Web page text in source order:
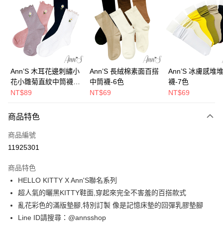
3 期 0 利率 每期 21家銀行
合作金庫商業銀行
第一商業銀行
華南商業銀行
彰化商業銀行
上海商業儲蓄銀行
台北富邦商業銀行
國泰世華商業銀行
兆豐國際商業銀行
臺灣中小企業銀行
台中商業銀行
匯豐（台灣）商業銀行
華泰商業銀行
聯邦商業銀行
遠東國際商業銀行
元大商業銀行
台新國際商業銀行
6 期 0 利率 每期NT$413 21家銀行
合作金庫商業銀行
第一商業銀行
華南商業銀行
彰化商業銀行
上海商業儲蓄銀行
台北富邦商業銀行
國泰世華商業銀行
兆豐國際商業銀行
臺灣中小企業銀行
台中商業銀行
匯豐（台灣）商業銀行
元大商業銀行
玉山商業銀行
台新國際商業銀行
台灣樂天信用卡公司
購物金
LINE Pay
Apple Pay
街口支付
悠遊付
Google Pay
全支付
大哥付你分期
相關說明
【大哥付你分期使用說明】
1.本服務由台灣大哥大提供，台灣大哥大用戶可立即使用無須另外申請。
AFTEE先享後付
Ann’S 木耳花邊刺繡小
花小雛菊直紋中筒襪-4
色
NT$89
Ann’S 長絨棉素面百搭
中筒襪-6色
NT$69
Ann’S 冰膚感堆
襪-7色
NT$69
商品特色
商品編號
11925301
商品特色
HELLO KITTY X Ann'S聯名系列
超人氣的曬黑KITTY鞋面,穿起來完全不害羞的百搭款式
亂花彩色的滿版墊腳,特別訂製 像是記憶床墊的回彈乳膠墊腳
Line ID請搜尋：@annsshop